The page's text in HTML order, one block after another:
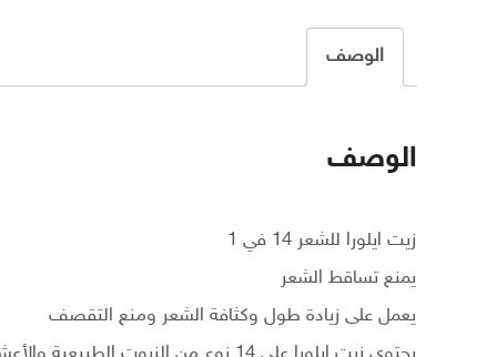
الوصف
الوصف
زيت ايلورا للشعر 14 في 1
يمنع تساقط الشعر
يعمل على زيادة طول وكثافة الشعر ومنع التقصف